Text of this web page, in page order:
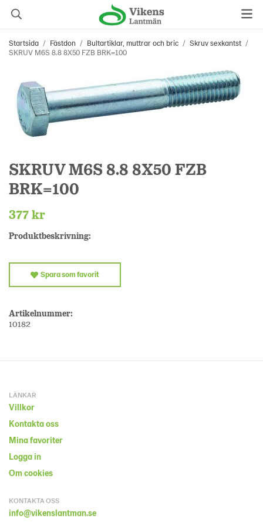
Startsida / Fästdon / Bultartiklar, muttrar och bric / Skruv sexkantst /
SKRUV M6S 8.8 8X50 FZB BRK=100
SKRUV M6S 8.8 8X50 FZB
BRK=100
377 kr
Produktbeskrivning:
Spara som favorit
Artikelnummer:
10182
LÄNKAR
Villkor
Kontakta oss
Mina favoriter
Logga in
Om cookies
KONTAKTA OSS
info@vikenslantman.se